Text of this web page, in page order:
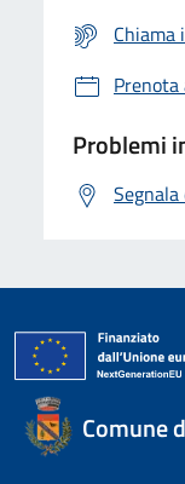
Chiama
Problemi
Comune